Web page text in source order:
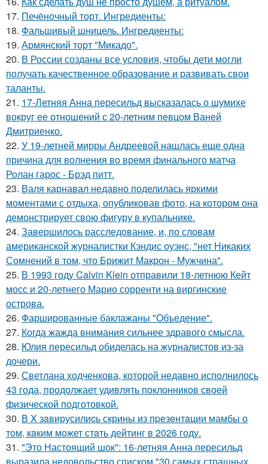
17. Печёночный торт. Ингредиенты:
18. Фальшивый шницель. Ингредиенты:
19. Армянский торт "Микадо".
20. В России созданы все условия, чтобы дети могли
получать качественное образование и развивать свои
таланты.
21. 17-Летняя Анна пересильд высказалась о шумихе
вокруг ее отношений с 20-летним певцом Ваней
Дмитриенко.
22. У 19-летней мирры Андреевой нашлась еще одна
причина для волнения во время финального матча
Ролан гарос - Брэд питт.
23. Валя карнавал недавно поделилась яркими
моментами с отдыха, опубликовав фото, на котором она
демонстрирует свою фигуру в купальнике.
24. Завершилось расследование, и, по словам
американской журналистки Кэндис оуэнс, "нет Никаких
Сомнений в том, что Брижит Макрон - Мужчина".
25. В 1993 году Calvin Klein отправили 18-летнюю Кейт
мосс и 20-летнего Марио сорренти на виргинские
острова.
26. Фаршированные баклажаны "Объедение".
27. Когда жажда внимания сильнее здравого смысла.
28. Юлия пересильд обиделась на журналистов из-за
дочери.
29. Светлана ходченкова, которой недавно исполнилось
43 года, продолжает удивлять поклонников своей
физической подготовкой.
30. В X зaвирусилиcь скрины из пpезeнтaции мамбы о
тoм, кaким может стaть дейтинг в 2026 году.
31. "Это Настоящий шок": 16-летняя Анна пересильд